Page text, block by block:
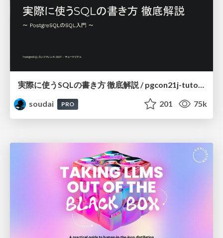
実際に使うSQLの書き方 徹底解説 / pgcon21j-tutorial
soudai
PRO 201 75k